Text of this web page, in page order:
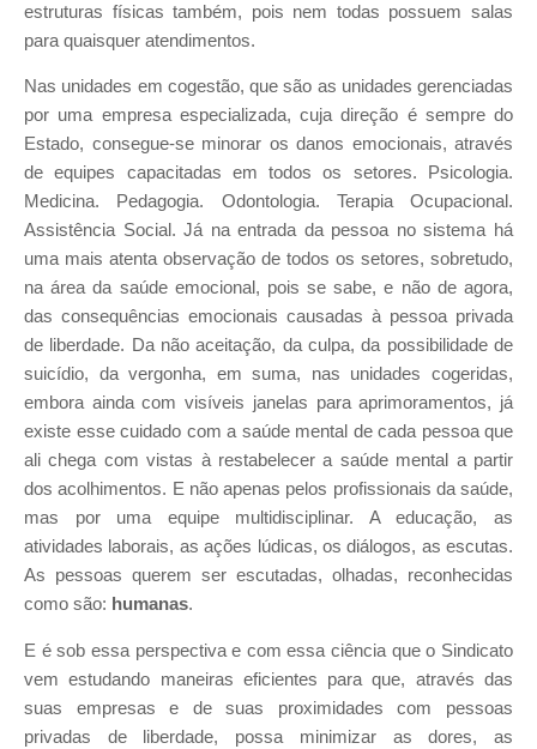
estruturas físicas também, pois nem todas possuem salas
para quaisquer atendimentos.
Nas unidades em cogestão, que são as unidades gerenciadas
por uma empresa especializada, cuja direção é sempre do
Estado, consegue-se minorar os danos emocionais, através
de equipes capacitadas em todos os setores. Psicologia.
Medicina. Pedagogia. Odontologia. Terapia Ocupacional.
Assistência Social. Já na entrada da pessoa no sistema há
uma mais atenta observação de todos os setores, sobretudo,
na área da saúde emocional, pois se sabe, e não de agora,
das consequências emocionais causadas à pessoa privada
de liberdade. Da não aceitação, da culpa, da possibilidade de
suicídio, da vergonha, em suma, nas unidades cogeridas,
embora ainda com visíveis janelas para aprimoramentos, já
existe esse cuidado com a saúde mental de cada pessoa que
ali chega com vistas à restabelecer a saúde mental a partir
dos acolhimentos. E não apenas pelos profissionais da saúde,
mas por uma equipe multidisciplinar. A educação, as
atividades laborais, as ações lúdicas, os diálogos, as escutas.
As pessoas querem ser escutadas, olhadas, reconhecidas
como são: humanas.
E é sob essa perspectiva e com essa ciência que o Sindicato
vem estudando maneiras eficientes para que, através das
suas empresas e de suas proximidades com pessoas
privadas de liberdade, possa minimizar as dores, as